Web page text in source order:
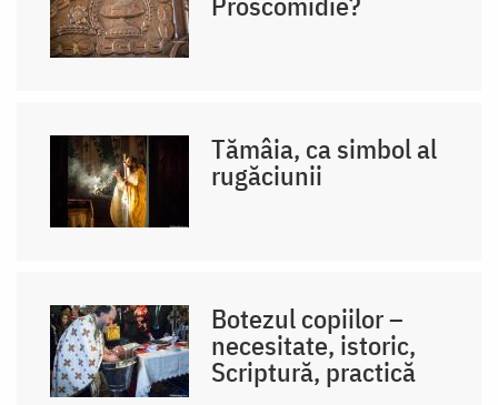
Tămâia, ca simbol al
rugăciunii
Botezul copiilor –
necesitate, istoric,
Scriptură, practică